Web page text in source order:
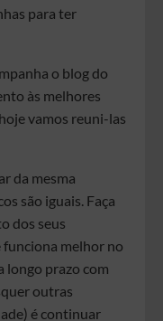
para ter
o blog do
às melhores
vamos reuni-las
da mesma
são iguais. Faça
dos seus
melhor no
longo prazo com
outras
é continuar